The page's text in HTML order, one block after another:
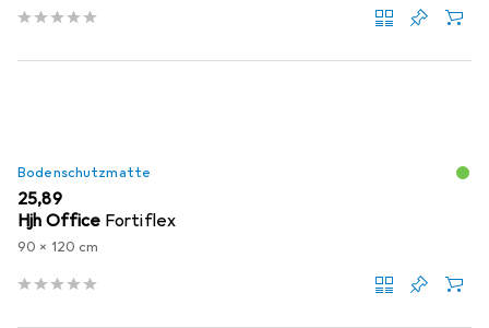
Bodenschutzmatte
EUR
25,89
Hjh Office Fortiflex
90 x 120 cm